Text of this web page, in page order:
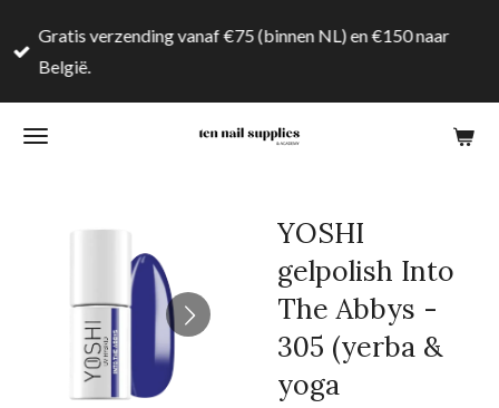
direct
hoofdinhoud
Gratis verzending vanaf €75 (binnen NL) en €150 naar
België.
YOSHI
gelpolish Into
The Abbys -
305 (yerba &
yoga